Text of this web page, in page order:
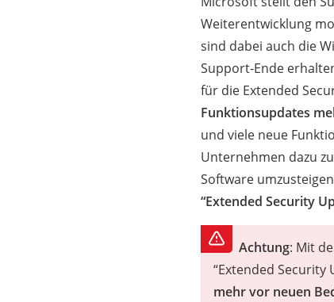
Weiterentwicklung
sind dabei auch die
Support-Ende
für die Extended
Funktionsupdates
und viele neue
Unternehmen dazu
Software
“Extended Security
Achtung: Mit
“Extended Security
mehr vor neuen